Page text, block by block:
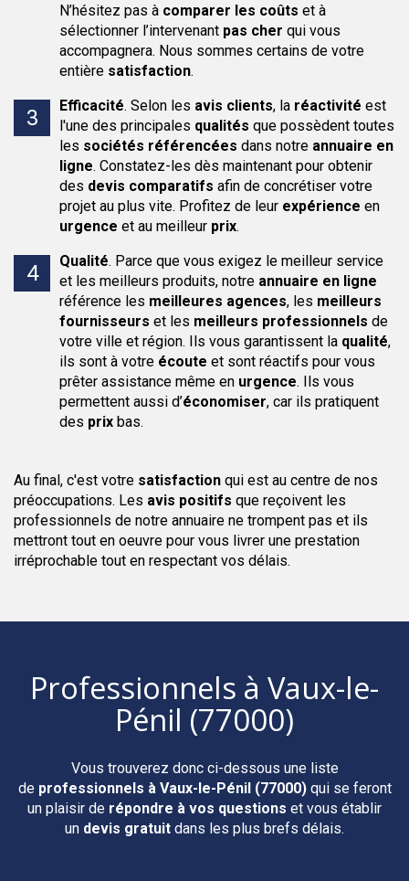
N’hésitez pas à comparer les coûts et à
sélectionner l’intervenant pas cher qui vous
accompagnera. Nous sommes certains de votre
entière satisfaction.
Efficacité. Selon les avis clients, la réactivité est
l'une des principales qualités que possèdent toutes
les sociétés référencées dans notre annuaire en
ligne. Constatez-les dès maintenant pour obtenir
des devis comparatifs afin de concrétiser votre
projet au plus vite. Profitez de leur expérience en
urgence et au meilleur prix.
Qualité. Parce que vous exigez le meilleur service
et les meilleurs produits, notre annuaire en ligne
référence les meilleures agences, les meilleurs
fournisseurs et les meilleurs professionnels de
votre ville et région. Ils vous garantissent la qualité,
ils sont à votre écoute et sont réactifs pour vous
prêter assistance même en urgence. Ils vous
permettent aussi d’économiser, car ils pratiquent
des prix bas.
Au final, c'est votre satisfaction qui est au centre de nos
préoccupations. Les avis positifs que reçoivent les
professionnels de notre annuaire ne trompent pas et ils
mettront tout en oeuvre pour vous livrer une prestation
irréprochable tout en respectant vos délais.
Professionnels à Vaux-le-
Pénil (77000)
Vous trouverez donc ci-dessous une liste
de professionnels à Vaux-le-Pénil (77000)qui se feront
un plaisir de répondre à vos questions et vous établir
un devis gratuit dans les plus brefs délais.